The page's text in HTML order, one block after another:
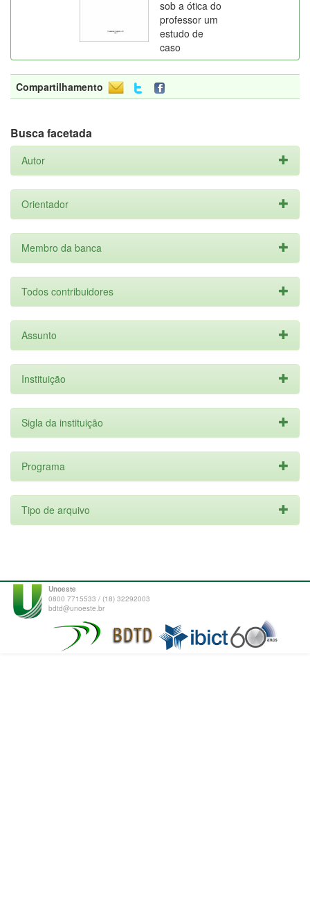
sob a ótica do
professor um
estudo de
caso
Compartilhamento
Busca facetada
Autor
Orientador
Membro da banca
Todos contribuidores
Assunto
Instituição
Sigla da instituição
Programa
Tipo de arquivo
Unoeste
0800 7715533 / (18) 32292003
bdtd@unoeste.br